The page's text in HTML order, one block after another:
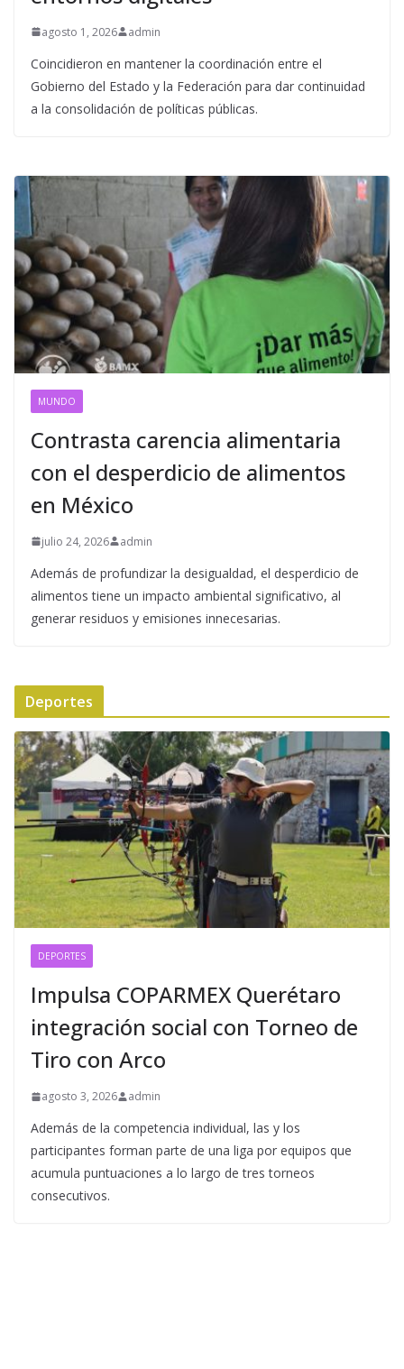
agosto 1, 2026 admin
Coincidieron en mantener la coordinación entre el
Gobierno del Estado y la Federación para dar continuidad
a la consolidación de políticas públicas.
MUNDO
Contrasta carencia alimentaria
con el desperdicio de alimentos
en México
julio 24, 2026 admin
Además de profundizar la desigualdad, el desperdicio de
alimentos tiene un impacto ambiental significativo, al
generar residuos y emisiones innecesarias.
Deportes
DEPORTES
Impulsa COPARMEX Querétaro
integración social con Torneo de
Tiro con Arco
agosto 3, 2026 admin
Además de la competencia individual, las y los
participantes forman parte de una liga por equipos que
acumula puntuaciones a lo largo de tres torneos
consecutivos.